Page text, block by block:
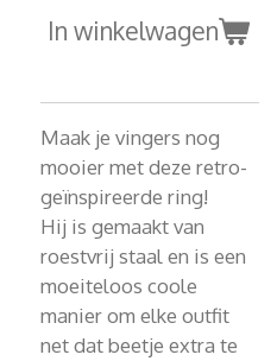
In winkelwagen
Maak je vingers nog
mooier met deze retro-
geïnspireerde ring!
Hij is gemaakt van
roestvrij staal en is een
moeiteloos coole
manier om elke outfit
net dat beetje extra te